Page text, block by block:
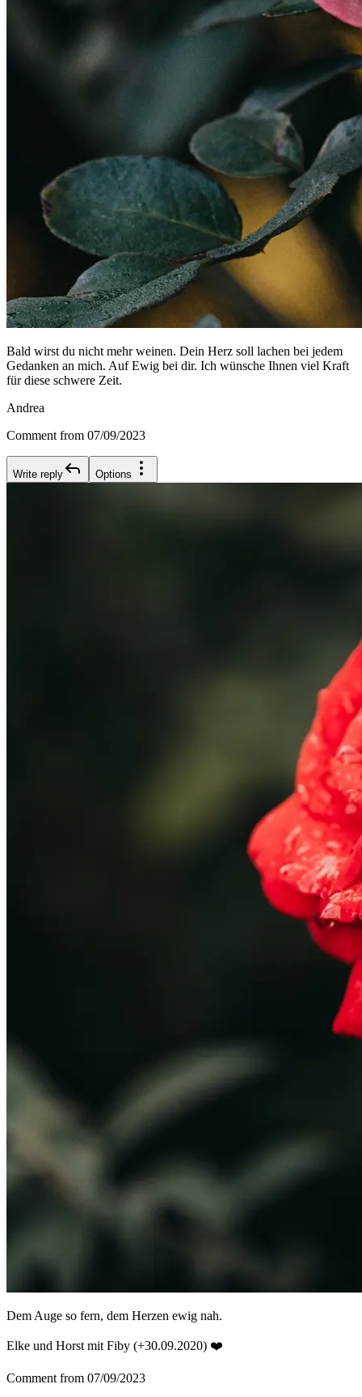
Bald wirst du nicht mehr weinen. Dein Herz soll lachen bei jedem
Gedanken an mich. Auf Ewig bei dir. Ich wünsche Ihnen viel Kraft
für diese schwere Zeit.
Andrea
Comment from 07/09/2023
Write reply Options
Dem Auge so fern, dem Herzen ewig nah.
Elke und Horst mit Fiby (+30.09.2020) ❤️
Comment from 07/09/2023